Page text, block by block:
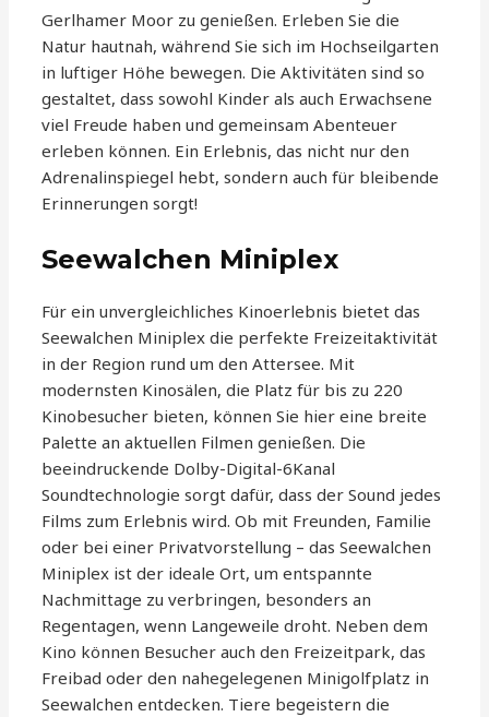
Gerlhamer Moor zu genießen. Erleben Sie die
Natur hautnah, während Sie sich im Hochseilgarten
in luftiger Höhe bewegen. Die Aktivitäten sind so
gestaltet, dass sowohl Kinder als auch Erwachsene
viel Freude haben und gemeinsam Abenteuer
erleben können. Ein Erlebnis, das nicht nur den
Adrenalinspiegel hebt, sondern auch für bleibende
Erinnerungen sorgt!
Seewalchen Miniplex
Für ein unvergleichliches Kinoerlebnis bietet das
Seewalchen Miniplex die perfekte Freizeitaktivität
in der Region rund um den Attersee. Mit
modernsten Kinosälen, die Platz für bis zu 220
Kinobesucher bieten, können Sie hier eine breite
Palette an aktuellen Filmen genießen. Die
beeindruckende Dolby-Digital-6Kanal
Soundtechnologie sorgt dafür, dass der Sound jedes
Films zum Erlebnis wird. Ob mit Freunden, Familie
oder bei einer Privatvorstellung – das Seewalchen
Miniplex ist der ideale Ort, um entspannte
Nachmittage zu verbringen, besonders an
Regentagen, wenn Langeweile droht. Neben dem
Kino können Besucher auch den Freizeitpark, das
Freibad oder den nahegelegenen Minigolfplatz in
Seewalchen entdecken. Tiere begeistern die